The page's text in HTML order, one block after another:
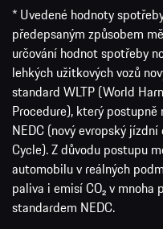
* Uvedené hodnoty
předepsaným způsobem
určování hodnot spotřeby
lehkých užitkových vozů
standard WLTP (World
Procedure), který
NEDC (nový evropský
Cycle). Z důvodu postupu
automobilu v reálných
paliva i emisí CO₂ v
standardem NEDC.